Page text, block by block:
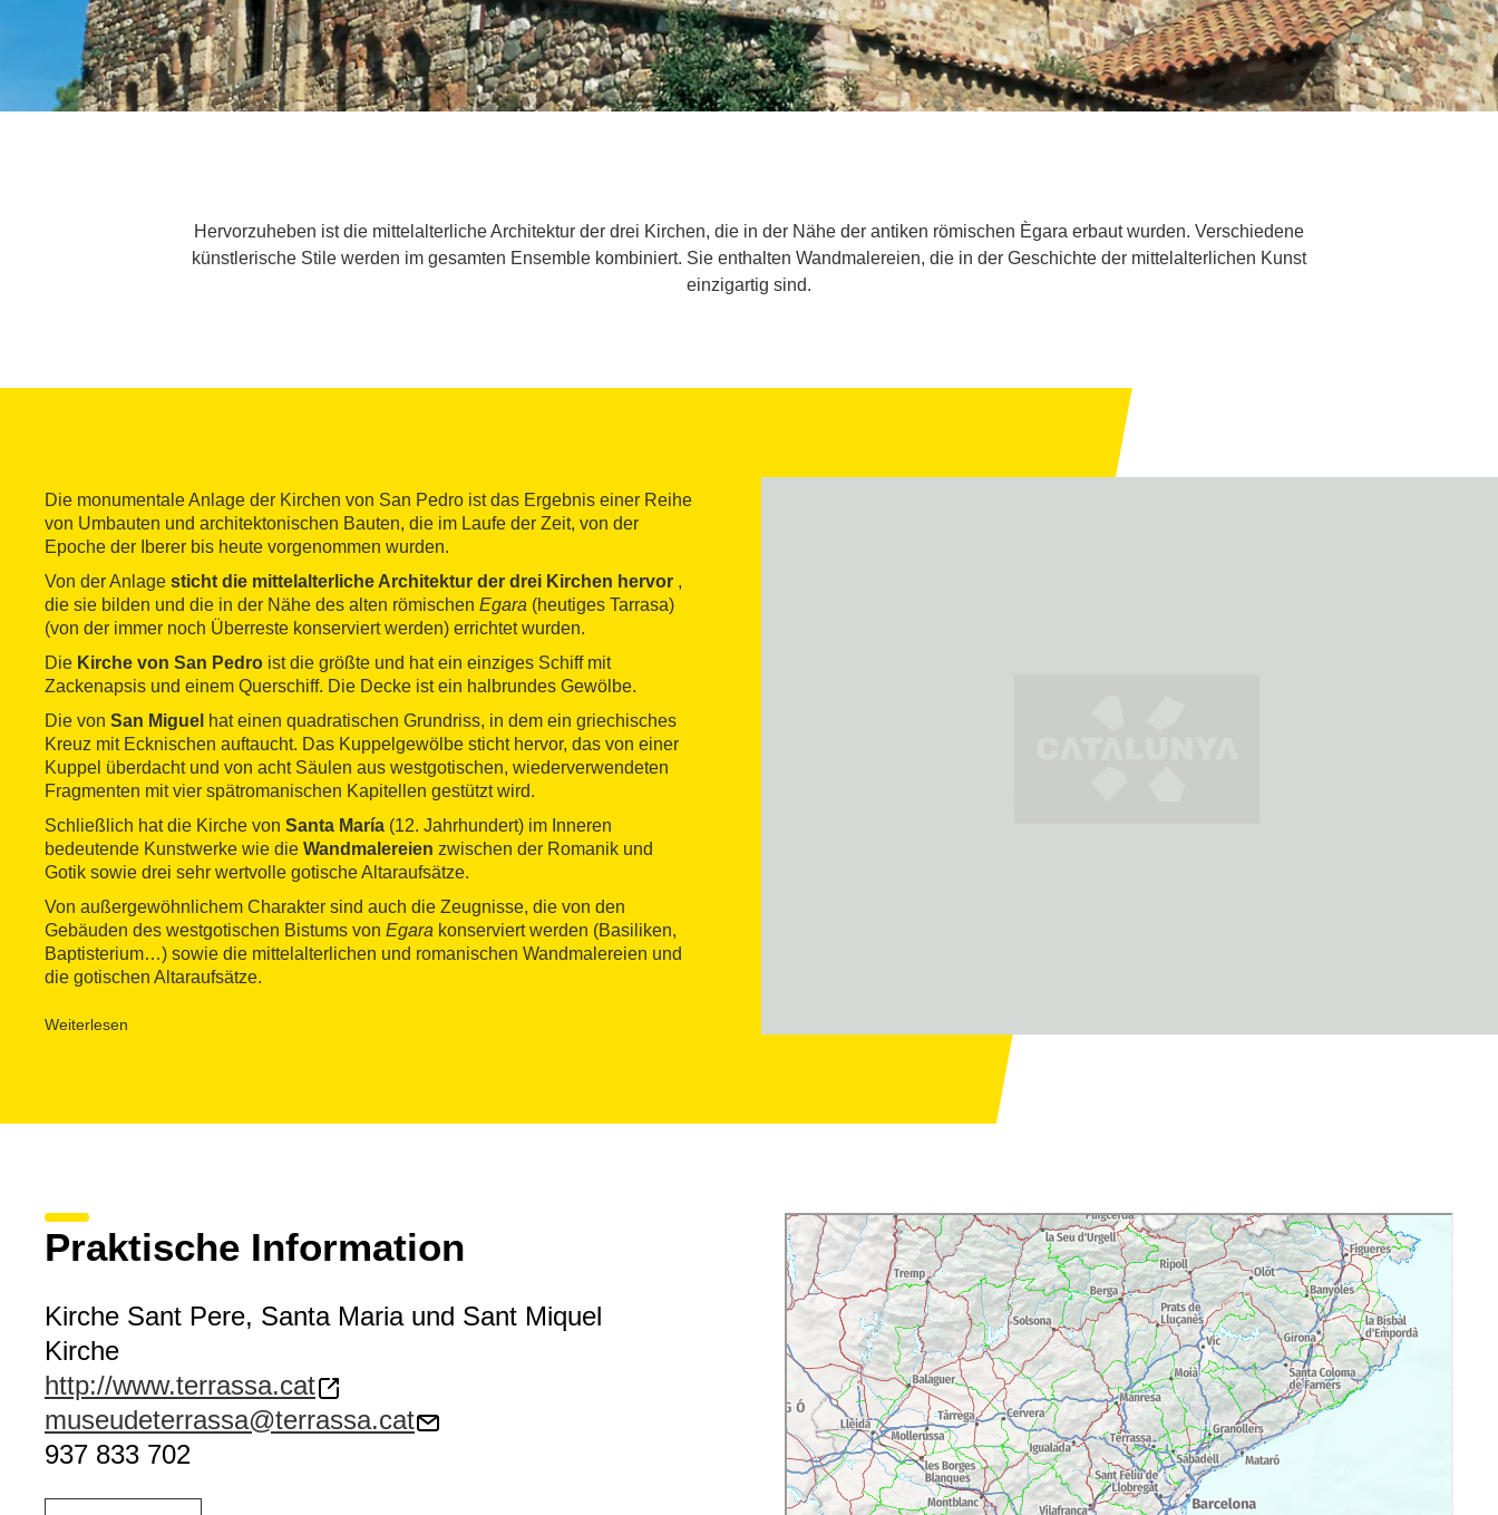
Hervorzuheben ist die mittelalterliche Architektur der drei Kirchen, die in der Nähe der antiken römischen Ègara erbaut wurden. Verschiedene
künstlerische Stile werden im gesamten Ensemble kombiniert. Sie enthalten Wandmalereien, die in der Geschichte der mittelalterlichen Kunst
einzigartig sind.
Die monumentale Anlage der Kirchen von San Pedro ist das Ergebnis einer Reihe
von Umbauten und architektonischen Bauten, die im Laufe der Zeit, von der
Epoche der Iberer bis heute vorgenommen wurden.
Von der Anlage sticht die mittelalterliche Architektur der drei Kirchen hervor ,
die sie bilden und die in der Nähe des alten römischen Egara (heutiges Tarrasa)
(von der immer noch Überreste konserviert werden) errichtet wurden.
Die Kirche von San Pedro ist die größte und hat ein einziges Schiff mit
Zackenapsis und einem Querschiff. Die Decke ist ein halbrundes Gewölbe.
Die von San Miguel hat einen quadratischen Grundriss, in dem ein griechisches
Kreuz mit Ecknischen auftaucht. Das Kuppelgewölbe sticht hervor, das von einer
Kuppel überdacht und von acht Säulen aus westgotischen, wiederverwendeten
Fragmenten mit vier spätromanischen Kapitellen gestützt wird.
Schließlich hat die Kirche von Santa María (12. Jahrhundert) im Inneren
bedeutende Kunstwerke wie die Wandmalereien zwischen der Romanik und
Gotik sowie drei sehr wertvolle gotische Altaraufsätze.
Von außergewöhnlichem Charakter sind auch die Zeugnisse, die von den
Gebäuden des westgotischen Bistums von Egara konserviert werden (Basiliken,
Baptisterium…) sowie die mittelalterlichen und romanischen Wandmalereien und
die gotischen Altaraufsätze.
kombiniert wie die Vorromanik, die Romanik, die Gotik und der Barock in Form von
Weiterlesen
Praktische Information
Kirche Sant Pere, Santa Maria und Sant Miquel
Kirche
http://www.terrassa.cat
museudeterrassa@terrassa.cat
937 833 702